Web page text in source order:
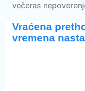
večeras
Vraćena
vremena